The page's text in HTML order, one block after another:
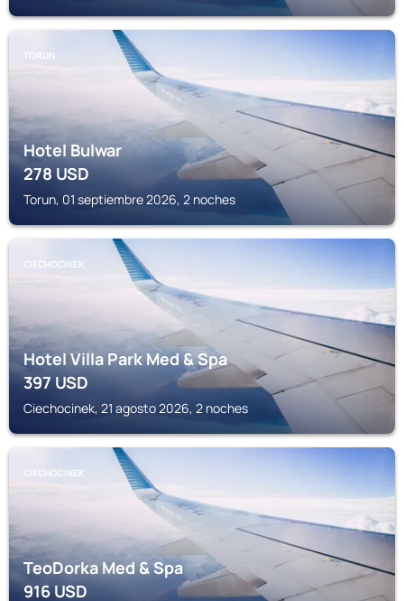
TORUN
Hotel Bulwar
278USD
Torun, 01 septiembre 2026, 2 noches
CIECHOCINEK
Hotel Villa Park Med & Spa
397USD
Ciechocinek, 21 agosto 2026, 2 noches
CIECHOCINEK
TeoDorka Med & Spa
916USD